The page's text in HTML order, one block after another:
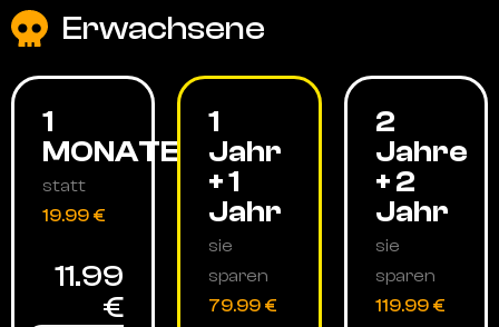
Erwachsene
1
MONATE
statt
19.99 €
11.99
€
1
Jahr
+ 1
Jahr
sie
sparen
79.99 €
2
Jahre
+ 2
Jahr
sie
sparen
119.99 €